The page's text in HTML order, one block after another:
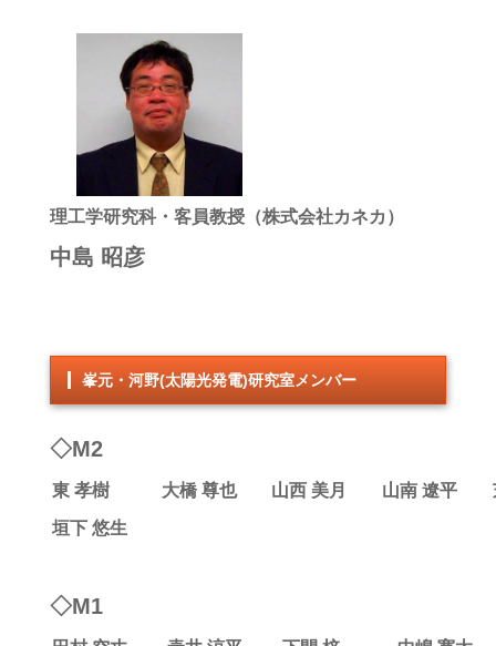
理工学研究科・客員教授（株式会社カネカ）
中島 昭彦
峯元・河野(太陽光発電)研究室メンバー
◇M2
東 孝樹 大橋 尊也 山西 美月 山南 遼平
垣下 悠生
◇M1